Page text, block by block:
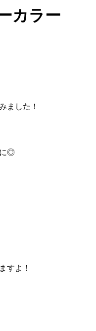
カラー
ました！
に◎
すよ！